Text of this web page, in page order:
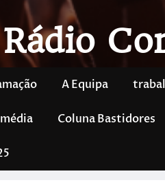
Rádio
A Equipa
Coluna Bastidores